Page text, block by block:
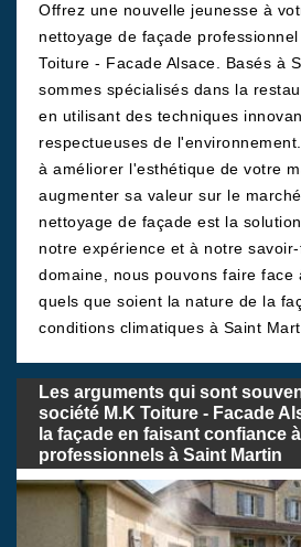
Offrez une nouvelle jeunesse à
nettoyage de façade
Toiture - Facade Alsace. Basés à
sommes spécialisés dans la
en utilisant des techniques
respectueuses de
à améliorer l'esthétique de votre
augmenter sa valeur sur le
nettoyage de façade est la
notre expérience et à notre
domaine, nous pouvons faire face
quels que soient la nature de la
conditions climatiques à Saint
Les arguments qui sont
société M.K Toiture - Facade
la façade en faisant confiance
professionnels à Saint Martin